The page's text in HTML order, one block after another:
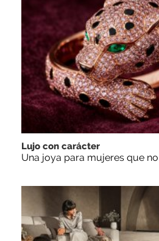
Lujo con carácter
Una joya para mujeres que